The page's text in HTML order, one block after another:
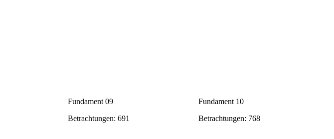
Fundament 09
Betrachtungen: 691
Fundament 10
Betrachtungen: 768